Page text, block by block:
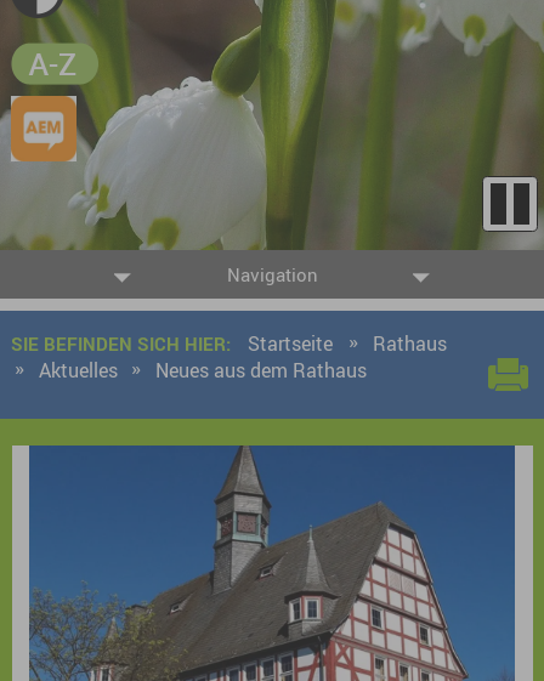
Navigation
SIE BEFINDEN SICH HIER: Startseite
Rathaus
Aktuelles
Neues aus dem Rathaus
9 Ergebnisse gefunden